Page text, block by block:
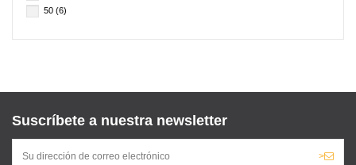
50(6)
Suscríbete a nuestra newsletter
>